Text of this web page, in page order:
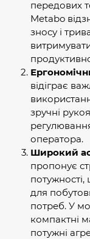
передових
Metabo
зносу і
відіграє
зручні
оператора.
Широкий
пропонує
потужності,
для
потреб. У
компактні
потужні